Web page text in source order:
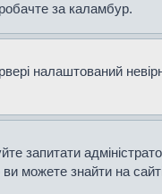
за каламбур.
налаштований
запитати
можете знайти на